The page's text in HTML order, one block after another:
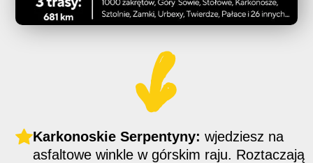
Karkonoskie Serpentyny: wjedziesz na
asfaltowe winkle w górskim raju. Roztaczają